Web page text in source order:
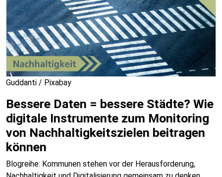
Guddanti / Pixabay
Bessere Daten = bessere Städte? Wie
digitale Instrumente zum Monitoring
von Nachhaltigkeitszielen beitragen
können
Blogreihe: Kommunen stehen vor der Herausforderung,